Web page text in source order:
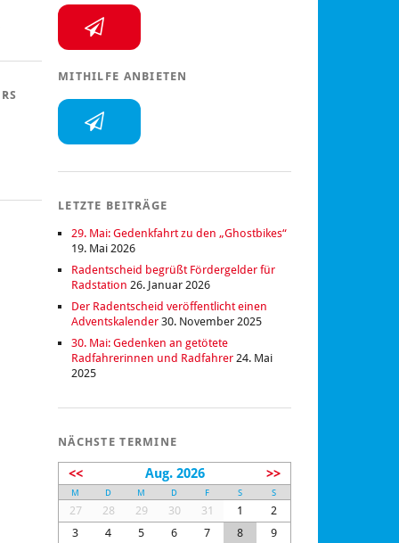
MITHILFE ANBIETEN
LETZTE BEITRÄGE
29. Mai: Gedenkfahrt zu den „Ghostbikes“
19. Mai 2026
Radentscheid begrüßt Fördergelder für
Radstation 26. Januar 2026
Der Radentscheid veröffentlicht einen
Adventskalender 30. November 2025
30. Mai: Gedenken an getötete
Radfahrerinnen und Radfahrer 24. Mai
2025
NÄCHSTE TERMINE
<< Aug. 2026 >>
M D M D F S S
27 28 29 30 31 1
2
3
4 5 6 7 8
9